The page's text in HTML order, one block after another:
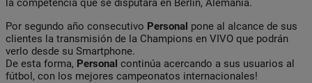
la competencia que se disputará en Berlín, Alemania.
Por segundo año consecutivo Personal pone al alcance de sus
clientes la transmisión de la Champions en VIVO que podrán
verlo desde su Smartphone.
De esta forma, Personal continúa acercando a sus usuarios al
fútbol, con los mejores campeonatos internacionales!